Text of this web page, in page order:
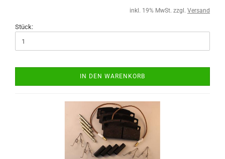
inkl. 19% MwSt. zzgl. Versand
Stück:
IN DEN WARENKORB